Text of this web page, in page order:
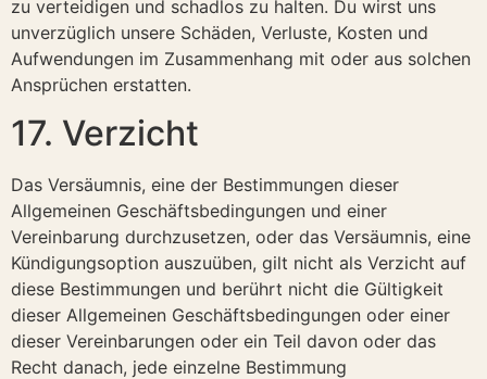
zu verteidigen und schadlos zu halten. Du wirst uns
unverzüglich unsere Schäden, Verluste, Kosten und
Aufwendungen im Zusammenhang mit oder aus solchen
Ansprüchen erstatten.
17. Verzicht
Das Versäumnis, eine der Bestimmungen dieser
Allgemeinen Geschäftsbedingungen und einer
Vereinbarung durchzusetzen, oder das Versäumnis, eine
Kündigungsoption auszuüben, gilt nicht als Verzicht auf
diese Bestimmungen und berührt nicht die Gültigkeit
dieser Allgemeinen Geschäftsbedingungen oder einer
dieser Vereinbarungen oder ein Teil davon oder das
Recht danach, jede einzelne Bestimmung